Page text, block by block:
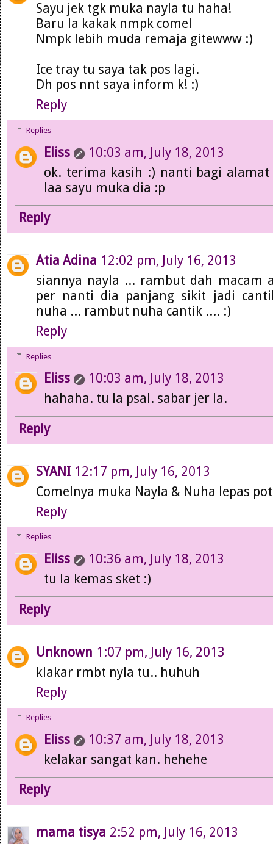
Sayu jek tgk muka nayla tu haha!
Baru la kakak nmpk comel
Nmpk lebih muda remaja gitewww :)
Ice tray tu saya tak pos lagi.
Dh pos nnt saya inform k! :)
Reply
Replies
Eliss
10:03 am, July 18, 2013
ok. terima kasih :) nanti bagi
laa sayu muka dia :p
Reply
Atia Adina 12:02 pm, July 16, 2013
siannya nayla ... rambut dah macam
per nanti dia panjang sikit jadi
nuha ... rambut nuha cantik .... :)
Reply
Replies
Eliss
10:03 am, July 18, 2013
hahaha. tu la psal. sabar jer la.
Reply
SYANI 12:17 pm, July 16, 2013
Comelnya muka Nayla & Nuha lepas
Reply
Replies
Eliss
10:36 am, July 18, 2013
tu la kemas sket :)
Reply
Unknown 1:07 pm, July 16, 2013
klakar rmbt nyla tu.. huhuh
Reply
Replies
Eliss
10:37 am, July 18, 2013
kelakar sangat kan. hehehe
Reply
mama tisya 2:52 pm, July 16, 2013